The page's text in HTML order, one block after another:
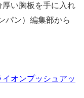
い胸板を手に入れ
パン）編集部から
オンプッシュアッ